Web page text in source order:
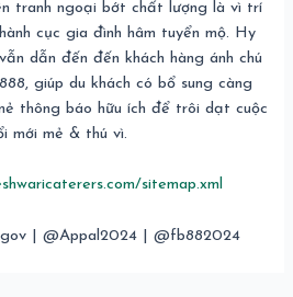
tranh ngoại bớt chất lượng là vì trí
cục gia đình hâm tuyển mộ. Hy
dẫn đến đến khách hàng ánh chú
giúp du khách có bổ sung càng
thông báo hữu ích để trôi dạt cuộc
mới mẻ & thú vì.
sitemap.xml
| @Appal2024 | @fb882024